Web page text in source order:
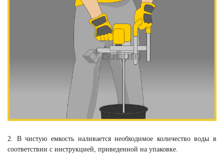
2. В чистую емкость наливается необходимое количество воды в
соответствии с инструкцией, приведенной на упаковке.